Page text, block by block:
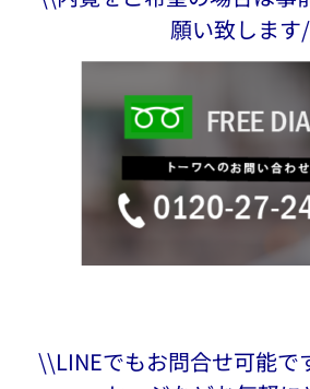
願い致しま
\\LINEでもお問合せ可能